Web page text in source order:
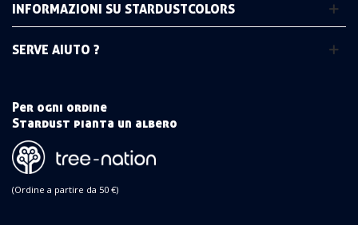
INFORMAZIONI SU STARDUSTCOLORS
SERVE AIUTO ?
Per ogni ordine
Stardust pianta un albero
(Ordine a partire da 50 €)